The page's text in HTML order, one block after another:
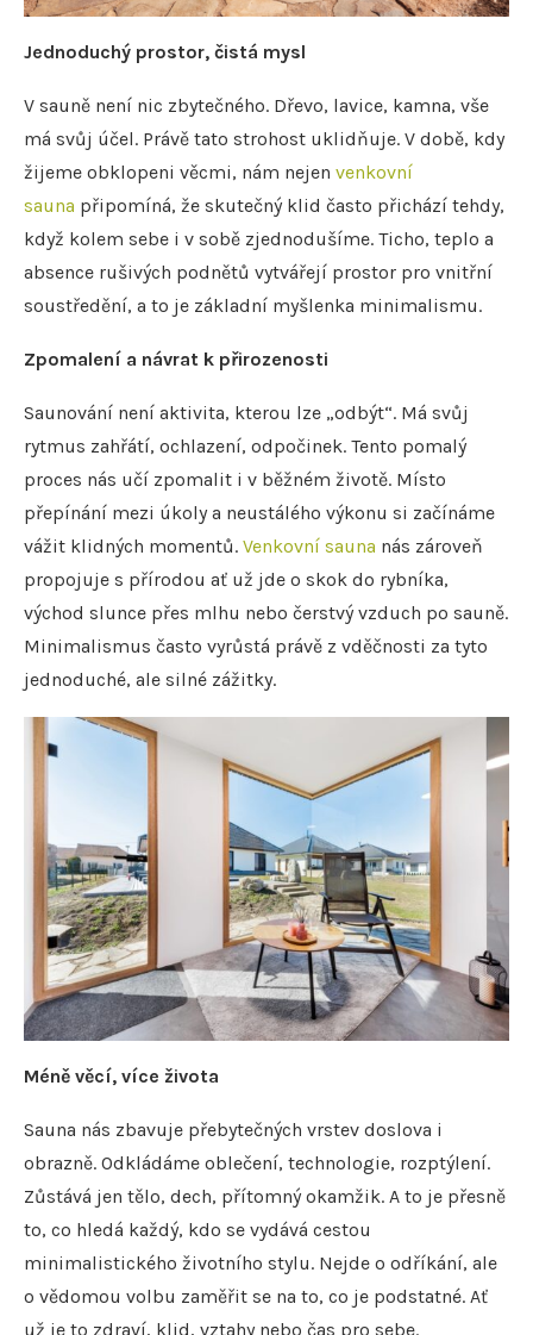
Jednoduchý prostor, čistá mysl
V sauně není nic zbytečného. Dřevo, lavice, kamna, vše
má svůj účel. Právě tato strohost uklidňuje. V době, kdy
žijeme obklopeni věcmi, nám nejen venkovní
sauna připomíná, že skutečný klid často přichází tehdy,
když kolem sebe i v sobě zjednodušíme. Ticho, teplo a
absence rušivých podnětů vytvářejí prostor pro vnitřní
soustředění, a to je základní myšlenka minimalismu.
Zpomalení a návrat k přirozenosti
Saunování není aktivita, kterou lze „odbýt“. Má svůj
rytmus zahřátí, ochlazení, odpočinek. Tento pomalý
proces nás učí zpomalit i v běžném životě. Místo
přepínání mezi úkoly a neustálého výkonu si začínáme
vážit klidných momentů. Venkovní sauna nás zároveň
propojuje s přírodou ať už jde o skok do rybníka,
východ slunce přes mlhu nebo čerstvý vzduch po sauně.
Minimalismus často vyrůstá právě z vděčnosti za tyto
jednoduché, ale silné zážitky.
Méně věcí, více života
Sauna nás zbavuje přebytečných vrstev doslova i
obrazně. Odkládáme oblečení, technologie, rozptýlení.
Zůstává jen tělo, dech, přítomný okamžik. A to je přesně
to, co hledá každý, kdo se vydává cestou
minimalistického životního stylu. Nejde o odříkání, ale
o vědomou volbu zaměřit se na to, co je podstatné. Ať
už je to zdraví, klid, vztahy nebo čas pro sebe.